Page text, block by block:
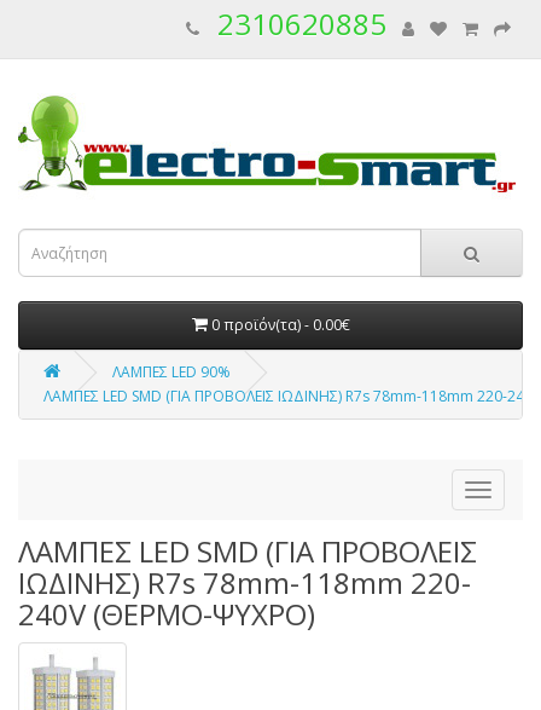
2310620885
0 προϊόν(τα) - 0.00€
ΛΑΜΠΕΣ LED 90%
ΛΑΜΠΕΣ LED SMD (ΓΙΑ ΠΡΟΒΟΛΕΙΣ ΙΩΔΙΝΗΣ) R7s 78mm-118mm 220-
ΛΑΜΠΕΣ LED SMD (ΓΙΑ ΠΡΟΒΟΛΕΙΣ
ΙΩΔΙΝΗΣ) R7s 78mm-118mm 220-
240V (ΘΕΡΜΟ-ΨΥΧΡΟ)